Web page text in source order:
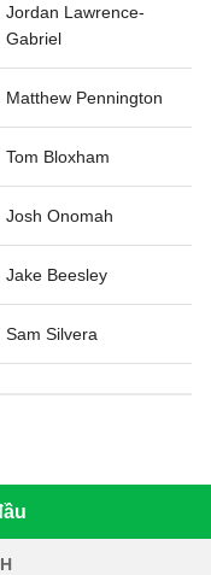
Jordan Lawrence-
Gabriel
Matthew Pennington
Tom Bloxham
Josh Onomah
Jake Beesley
Sam Silvera